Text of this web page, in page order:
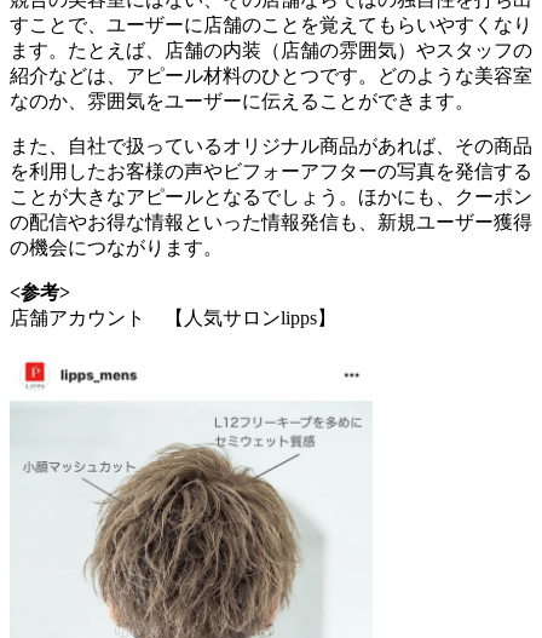
すことで、ユーザーに店舗のことを覚えてもらいやすくなり
ます。たとえば、店舗の内装（店舗の雰囲気）やスタッフの
紹介などは、アピール材料のひとつです。どのような美容室
なのか、雰囲気をユーザーに伝えることができます。
また、自社で扱っているオリジナル商品があれば、その商品
を利用したお客様の声やビフォーアフターの写真を発信する
ことが大きなアピールとなるでしょう。ほかにも、クーポン
の配信やお得な情報といった情報発信も、新規ユーザー獲得
の機会につながります。
<参考>
店舗アカウント 【人気サロンlipps】